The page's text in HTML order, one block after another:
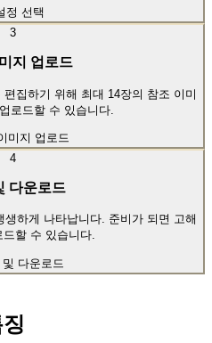
3
지 업로드
집하기 위해 최대 14장의 참조 이미
로드할 수 있습니다.
4
다운로드
하게 나타납니다. 준비가 되면 고해
할 수 있습니다.